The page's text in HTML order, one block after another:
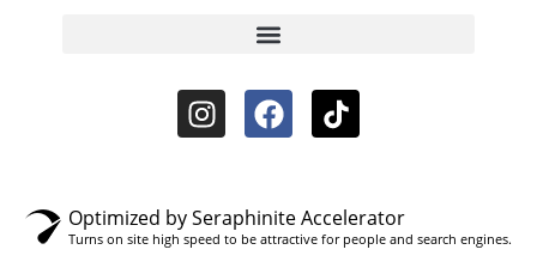
Optimized by Seraphinite Accelerator
Turns on site high speed to be attractive for people and search engines.